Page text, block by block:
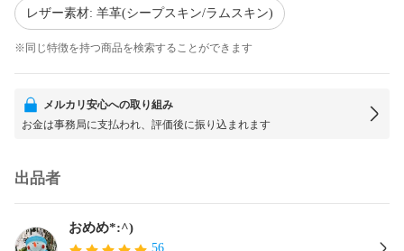
レザー素材: 羊革(シープスキン/ラムスキン)
※同じ特徴を持つ商品を検索することができます
メルカリ安心への取り組み
お金は事務局に支払われ、評価後に振り込まれます
出品者
おめめ*:^)
56